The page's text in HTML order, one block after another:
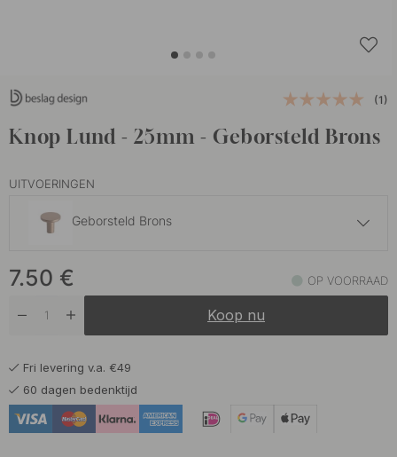
(1)
Knop Lund - 25mm - Geborsteld Brons
UITVOERINGEN
Geborsteld Brons
Chroom Op voorraad
Op voorraad
Roestvrijstalen Afwerking
7.50 € OP VOORRAAD
Koop nu
Fri levering v.a. €49
60 dagen bedenktijd